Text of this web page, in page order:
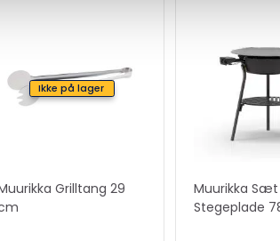
Ikke på lager
Grilltang 29
Muurikka Sæt
Stegeplade